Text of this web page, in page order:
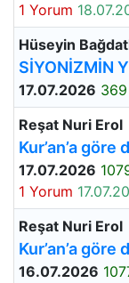
1 Yorum
Hüseyin
SİYONİZMİN
17.07.2026
Reşat Nuri Erol
Kur’an’a
17.07.2026
1 Yorum
Reşat Nuri Erol
Kur’an’a
16.07.2026